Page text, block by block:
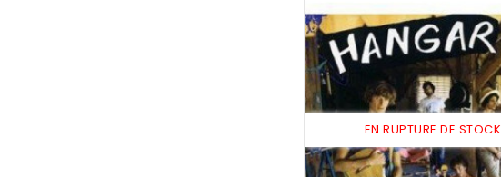
EN RUPTURE DE STOCK